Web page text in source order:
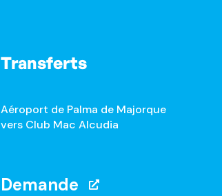
Transferts
Aéroport de Palma de Majorque
vers Club Mac Alcudia
Demande